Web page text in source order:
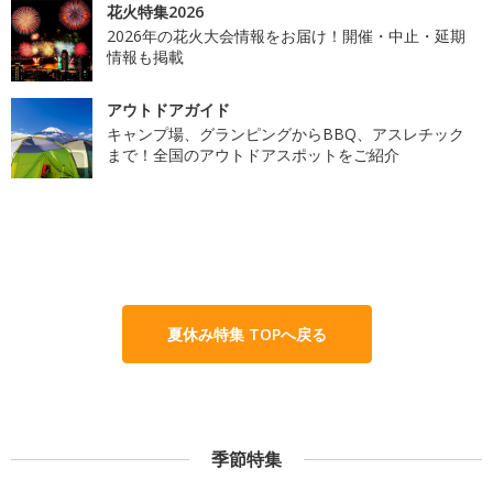
花火特集2026
2026年の花火大会情報をお届け！開催・中止・延期
情報も掲載
アウトドアガイド
キャンプ場、グランピングからBBQ、アスレチック
まで！全国のアウトドアスポットをご紹介
夏休み特集 TOPへ戻る
季節特集